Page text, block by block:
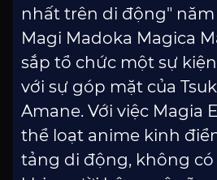
nhất trên di động" năm
Magi Madoka Magica
sắp tổ chức một sự
với sự góp mặt của
Amane. Với việc Magia
thể loạt anime kinh
tảng di động, không